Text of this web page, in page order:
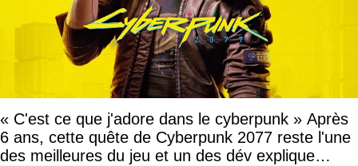
« C'est ce que j'adore dans le cyberpunk » Après
6 ans, cette quête de Cyberpunk 2077 reste l'une
des meilleures du jeu et un des dév explique